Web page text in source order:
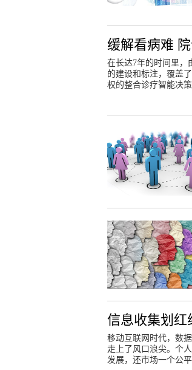
缓解看病难
在长达7年的时间里，
的建设和标注，覆盖
权的整合诊疗智能决
信息收集划红
移动互联网时代，数
走上了风口浪尖。个
发展，还市场一个公